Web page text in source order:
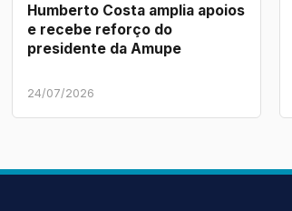
Humberto Costa amplia apoios
e recebe reforço do
presidente da Amupe
24/07/2026